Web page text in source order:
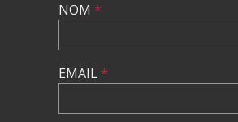
NOM *
EMAIL*